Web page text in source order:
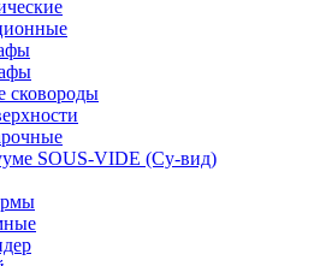
сковороды
SOUS-VIDE (Су-вид)